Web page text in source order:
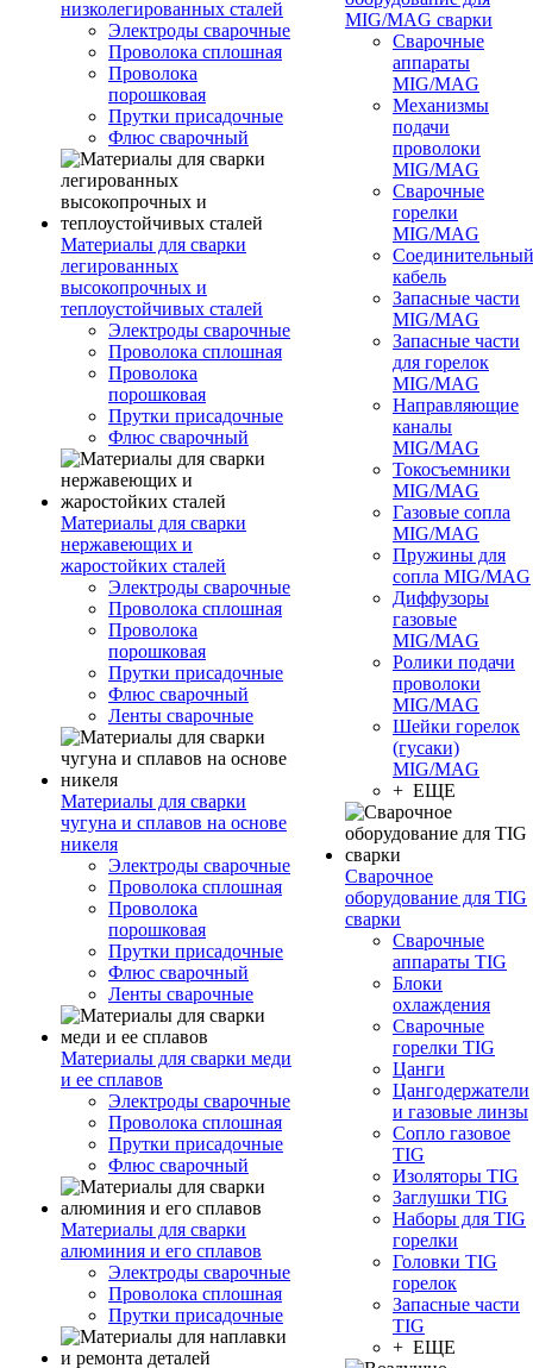
низколегированных сталей
Электроды сварочные
Проволока сплошная
Проволока
порошковая
Прутки присадочные
Флюс сварочный
Материалы для сварки
легированных
высокопрочных и
теплоустойчивых сталей
Электроды сварочные
Проволока сплошная
Проволока
порошковая
Прутки присадочные
Флюс сварочный
Материалы для сварки
нержавеющих и
жаростойких сталей
Электроды сварочные
Проволока сплошная
Проволока
порошковая
Прутки присадочные
Флюс сварочный
Ленты сварочные
Материалы для сварки
чугуна и сплавов на основе
никеля
Электроды сварочные
Проволока сплошная
Проволока
порошковая
Прутки присадочные
Флюс сварочный
Ленты сварочные
Материалы для сварки меди
и ее сплавов
Электроды сварочные
Проволока сплошная
Прутки присадочные
Флюс сварочный
Материалы для сварки
алюминия и его сплавов
Электроды сварочные
Проволока сплошная
Прутки присадочные
MIG/MAG сварки
Сварочные
аппараты
MIG/MAG
Механизмы
подачи
проволоки
MIG/MAG
Сварочные
горелки
MIG/MAG
Соединительный
кабель
Запасные части
MIG/MAG
Запасные части
для горелок
MIG/MAG
Направляющие
каналы
MIG/MAG
Токосъемники
MIG/MAG
Газовые сопла
MIG/MAG
Пружины для
сопла MIG/MAG
Диффузоры
газовые
MIG/MAG
Ролики подачи
проволоки
MIG/MAG
Шейки горелок
(гусаки)
MIG/MAG
+ ЕЩЕ
Сварочное
оборудование для TIG
сварки
Сварочные
аппараты TIG
Блоки
охлаждения
Сварочные
горелки TIG
Цанги
Цангодержатели
и газовые линзы
Сопло газовое
TIG
Изоляторы TIG
Заглушки TIG
Наборы для TIG
горелки
Головки TIG
горелок
Запасные части
TIG
+ ЕЩЕ